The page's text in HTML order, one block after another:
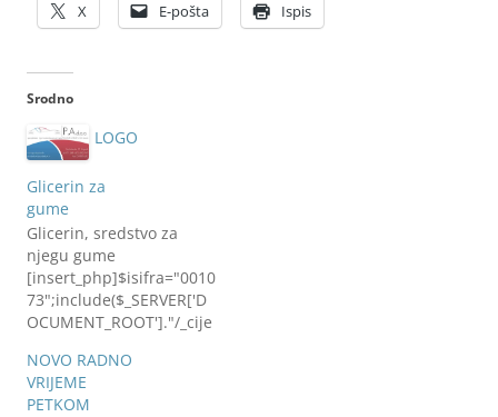
X E-pošta Ispis
Srodno
LOGO
Glicerin za
gume
Glicerin, sredstvo za
njegu gume
[insert_php]$isifra="0010
73";include($_SERVER['D
OCUMENT_ROOT']."/_cije
litra
NOVO RADNO
VRIJEME
PETKOM